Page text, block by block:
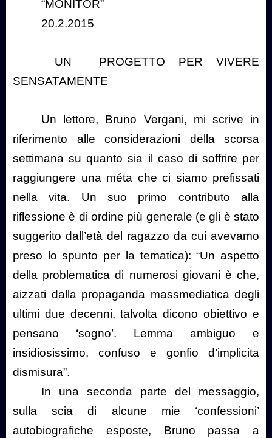
“MONITOR”
20.2.2015
UN
PROGETTO PER VIVERE
SENSATAMENTE
Un lettore, Bruno Vergani, mi scrive in
riferimento alle considerazioni della scorsa
settimana su quanto sia il caso di soffrire per
raggiungere una méta che ci siamo prefissati
nella vita. Un suo primo contributo alla
riflessione è di ordine più generale (e gli è stato
suggerito dall’età del ragazzo da cui avevamo
preso lo spunto per la tematica): “Un aspetto
della problematica di numerosi giovani è che,
aizzati dalla propaganda massmediatica degli
ultimi due decenni, talvolta dicono obiettivo e
pensano ‘sogno’. Lemma ambiguo e
insidiosissimo, confuso e gonfio d’implicita
dismisura”.
In una seconda parte del messaggio,
sulla scia di alcune mie ‘confessioni’
autobiografiche esposte, Bruno passa a